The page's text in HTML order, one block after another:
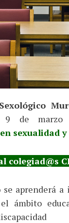
9 de marzo
sexualidad y
colegiad@s
aprenderá a
ámbito